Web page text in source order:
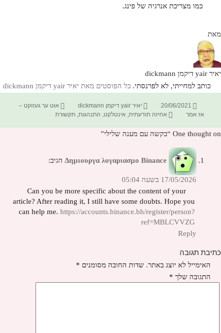
כמו מצריכת אנרגיה של פינג.
מאת
יאיר yair דיקמן dickmann
כותב למחייתי, לא לפרנסתי. כל הפוסטים מאת יאיר yair דיקמן dickmann‏
פורסם
בתאריך
20/06/2021 מחבר
יאיר yair דיקמן dickmann קטגוריות
אוט ער געזוקט –
אז אמר
תגיות
אחיזה תודעתית, אינטלקט, התנהגות,תקשורת
One thought on “בקשה עם מענה שלילי”
Δημιουργα λογαριασμο Binance הגיב:
17/05/2026 בשעה 05:04
Can you be more specific about the content of your
article? After reading it, I still have some doubts. Hope you
can help me. https://accounts.binance.bh/register/person?
ref=MBLCVVZG
Reply
כתיבת תגובה
האימייל לא יוצג באתר. שדות החובה מסומנים *
התגובה שלך *